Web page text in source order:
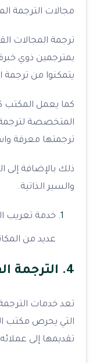
مجالات الترجمة
ترجمة المجالات
بمترجمين ذوي
يتمكنوا من
كما يعمل المكتب
المتخصصة لترجمة
ترجمتها معرفة
ذلك بالإضافة إلى
والسير الذاتية.
خدمة تعريب
عديد من
4. الترجمة الفورية
تعد خدمات
التي يحرص مكتب
تقديمها إلى